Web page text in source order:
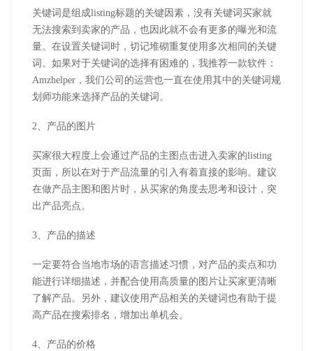
关键词是组成listing标题的关键因素，没有关键词买家就
无法搜索到卖家的产品，也因此就不会有更多的曝光和流
量。在设置关键词时，切记堆砌重复使用多次相同的关键
词。如果对于关键词的选择有困难的，我推荐一款软件：
Amzhelper，我们公司的运营也一直在使用其中的关键词规
划师功能来选择产品的关键词。
2、产品的图片
买家很大程度上会通过产品的主图点击进入卖家的listing
页面，所以在对于产品流量的引入有着直接的影响。建议
在做产品主图和图片时，从买家的角度去思考和设计，突
出产品亮点。
3、产品的描述
一定要符合当地市场的语言描述习惯，对产品的卖点和功
能进行详细描述，并配合使用高质量的图片让买家更清晰
了解产品。另外，建议使用产品相关的关键词也有助于提
高产品在搜索排名，增加出单机会。
4、产品的价格